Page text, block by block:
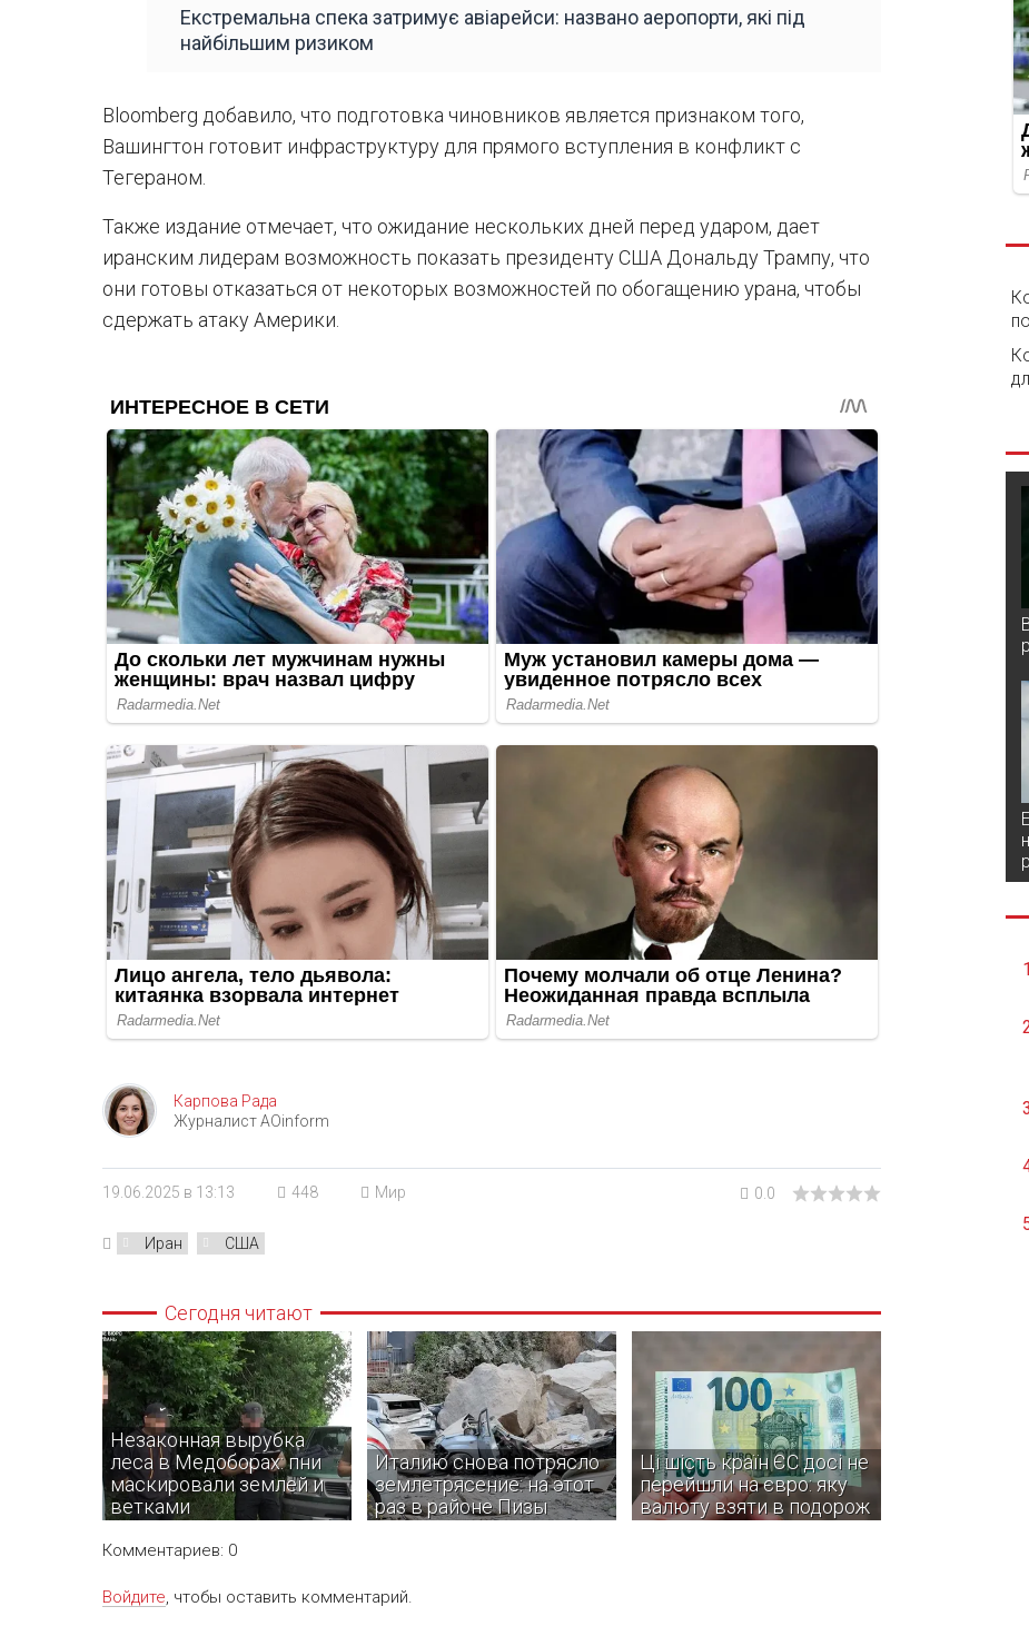
Екстремальна спека затримує авіарейси: названо аеропорти, які під
найбільшим ризиком
Bloomberg добавило, что подготовка чиновников является признаком того,
Вашингтон готовит инфраструктуру для прямого вступления в конфликт с
Тегераном.
Также издание отмечает, что ожидание нескольких дней перед ударом, дает
иранским лидерам возможность показать президенту США Дональду Трампу, что
они готовы отказаться от некоторых возможностей по обогащению урана, чтобы
сдержать атаку Америки.
Карпова Рада
Журналист AOinform
19.06.2025 в 13:13 448 Мир 0.0
Иран США
Сегодня читают
Незаконная вырубка
леса в Медоборах: пни
маскировали землей и
ветками
Италию снова потрясло
землетрясение: на этот
раз в районе Пизы
Ці шість країн ЄС досі не
перейшли на євро: яку
валюту взяти в подорож
Комментариев: 0
Войдите, чтобы оставить комментарий.
1
3